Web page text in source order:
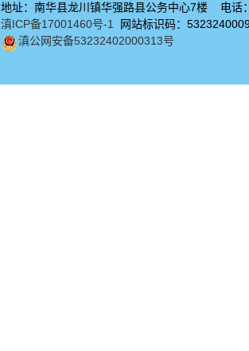
地址：南华县龙川镇华强路县公务中心7楼 电
滇ICP备17001460号-1
网站标识码：
滇公网安备53232402000313号